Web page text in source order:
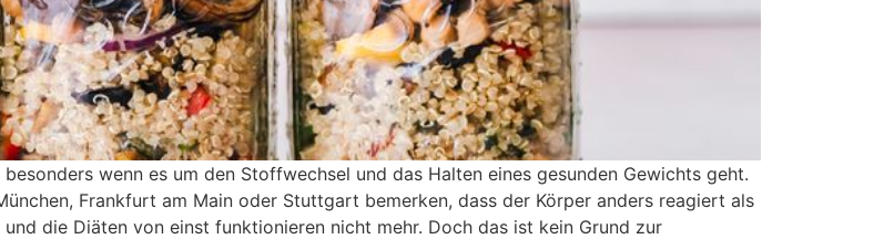
wenn es um den Stoffwechsel und das Halten eines gesunden Gewichts geht.
Frankfurt am Main oder Stuttgart bemerken, dass der Körper anders reagiert als
die Diäten von einst funktionieren nicht mehr. Doch das ist kein Grund zur